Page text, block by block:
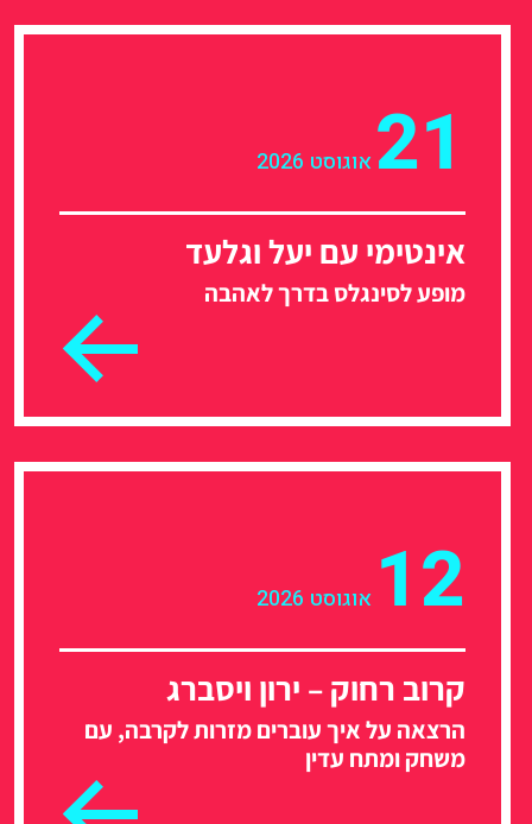
21 אוגוסט 2026
אינטימי עם יעל וגלעד
מופע לסינגלס בדרך לאהבה
12 אוגוסט 2026
קרוב רחוק – ירון ויסברג
הרצאה על איך עוברים מזרות לקרבה, עם
משחק ומתח עדין